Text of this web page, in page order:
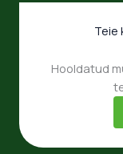
Teie
Hooldatud